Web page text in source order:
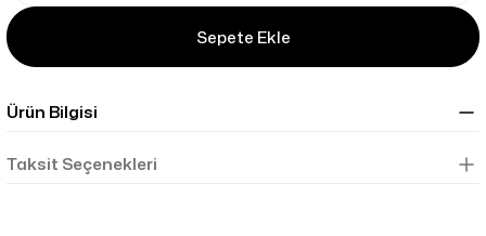
Sepete Ekle
Ürün Bilgisi
Taksit Seçenekleri